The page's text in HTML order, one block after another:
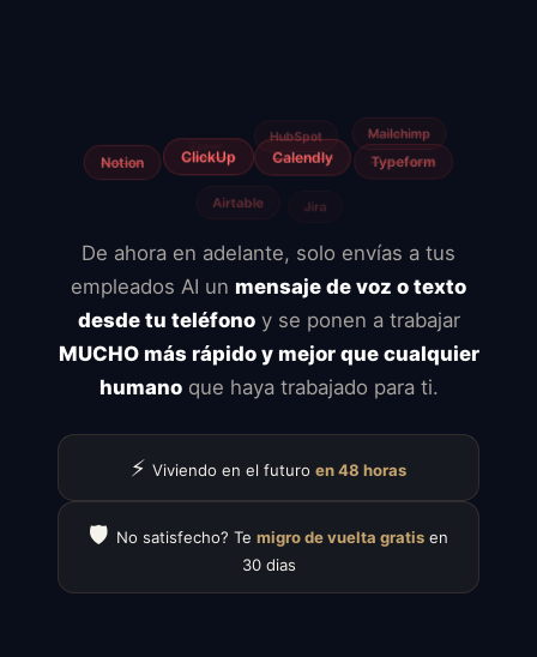
De ahora en adelante, solo envías a tus
empleados AI un mensaje de voz o texto
desde tu teléfonoy se ponen a trabajar
MUCHO más rápido y mejor que cualquier
humanoque haya trabajado para ti.
⚡ Viviendo en el futuro en 48 horas
🛡️ No satisfecho? Te migro de vuelta gratis en
30 dias